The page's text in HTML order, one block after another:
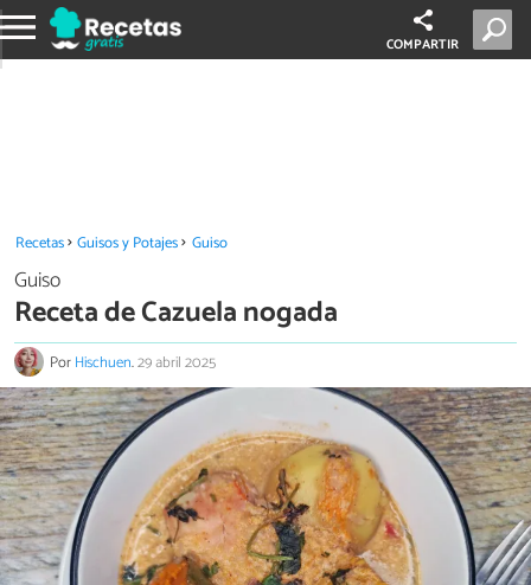
COMPARTIR
Recetas Guisos y Potajes Guiso
Guiso
Receta de Cazuela nogada
PorHischuen.29 abril 2025